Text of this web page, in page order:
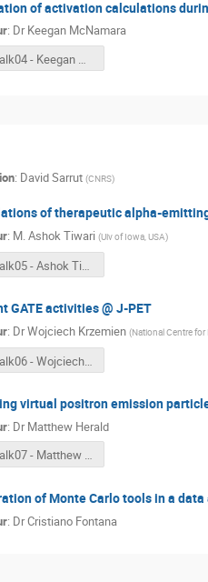
of activation calculations
: DrKeegan McNamara
Talk04 - Keegan McNamara.pdf
: David Sarrut (CNRS)
of therapeutic alpha-
: M.Ashok Tiwari (Uiv of Iowa, USA)
Talk05 - Ashok Tiwari.pptx
GATE activities @ J-PET
: DrWojciech Krzemien (National Centre
Talk06 - Wojciech Krzemien.pdf
virtual positron emission
: DrMatthew Herald
Talk07 - Matthew Herald.pptx
of Monte Carlo tools in a
: DrCristiano Fontana